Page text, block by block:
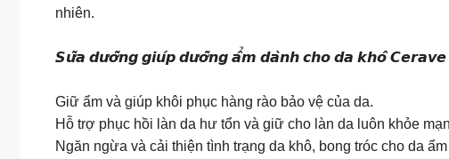
nhiên.
𝙎𝙪̛̃𝙖 𝙙𝙪̛𝙤̛̃𝙣𝙜 𝙜𝙞𝙪́𝙥 𝙙𝙪̛𝙤̛̃𝙣𝙜 𝙖̂̉𝙢 𝙙𝙖̀𝙣𝙝 𝙘𝙝𝙤 𝙙𝙖 𝙠𝙝𝙤̂ 𝘾𝙚𝙧𝙖𝙫𝙚
Giữ ẩm và giúp khôi phục hàng rào bảo vệ của da.
Hỗ trợ phục hồi làn da hư tổn và giữ cho làn da luôn khỏe
Ngăn ngừa và cải thiện tình trạng da khô, bong tróc cho da